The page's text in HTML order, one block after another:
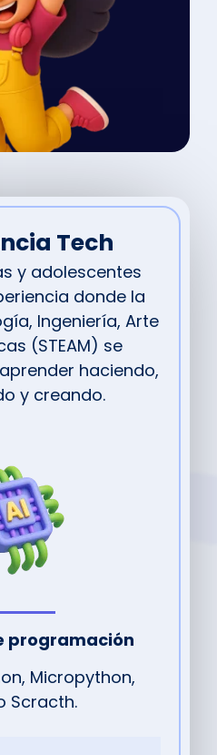
Tech
y adolescentes
donde la
Ingeniería, Arte
(STEAM) se
haciendo,
y creando.
programación
Micropython,
Scracth.